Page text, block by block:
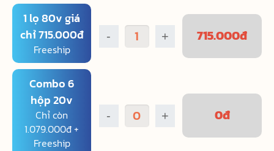
1 lọ 80v giá
chỉ 715.000đ
Freeship
- + 715.000đ
Combo 6
hộp 20v
Chỉ còn
1.079.000đ +
Freeship
- + 0đ